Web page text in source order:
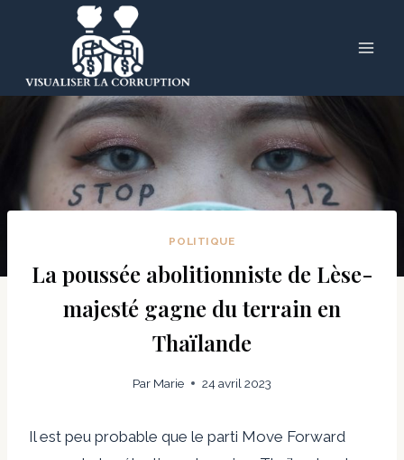
POLITIQUE
La poussée abolitionniste de Lèse-
majesté gagne du terrain en
Thaïlande
Par Marie 24 avril 2023
Il est peu probable que le parti Move Forward